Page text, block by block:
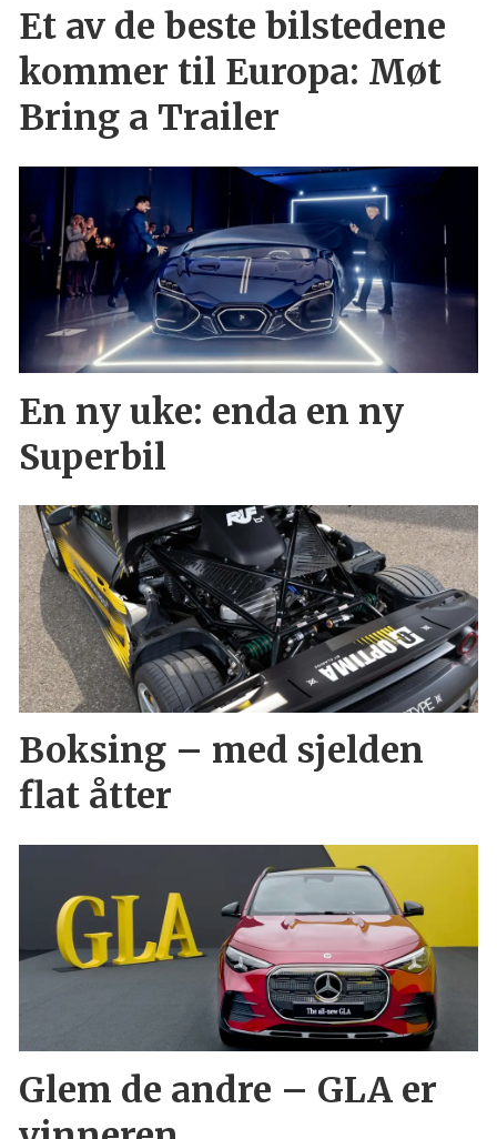
Et av de beste bilstedene
kommer til Europa: Møt
Bring a Trailer
En ny uke: enda en ny
Superbil
Boksing – med sjelden
flat åtter
Glem de andre – GLA er